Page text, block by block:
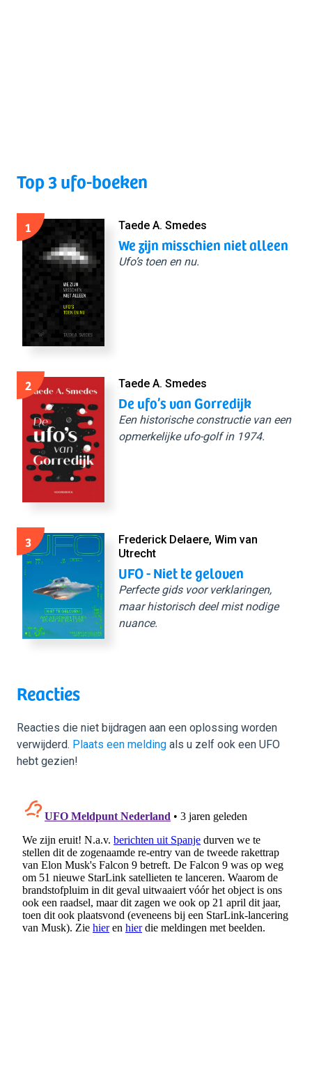
Top 3 ufo-boeken
1 Taede A. Smedes
We zijn misschien niet alleen
Ufo’s toen en nu.
2 Taede A. Smedes
De ufo’s van Gorredijk
Een historische constructie van een
opmerkelijke ufo-golf in 1974.
3
Frederick Delaere, Wim van
Utrecht
UFO - Niet te geloven
Perfecte gids voor verklaringen,
maar historisch deel mist nodige
nuance.
Reacties
Reacties die niet bijdragen aan een oplossing worden
verwijderd. Plaats een melding als u zelf ook een UFO
hebt gezien!